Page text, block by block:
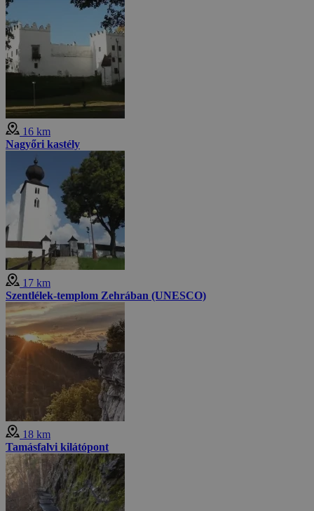
16 km
Nagyőri kastély
17 km
Szentlélek-templom Zehrában (UNESCO)
18 km
Tamásfalvi kilátópont